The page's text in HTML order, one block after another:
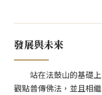
發展與未來
站在法鼓山的基礎上
觀點普傳佛法，並且相